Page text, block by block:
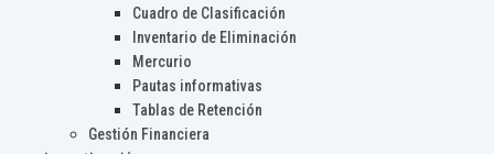
Cuadro de Clasificación
Inventario de Eliminación
Mercurio
Pautas informativas
Tablas de Retención
Gestión Financiera